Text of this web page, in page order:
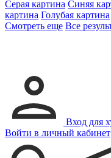
Серая картина Синяя
картина Голубая картина
Смотреть еще Все
Вход для
Войти в личный кабинет